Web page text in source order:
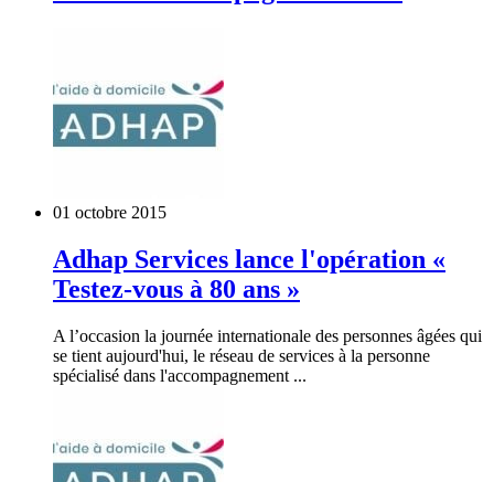
01 octobre 2015
Adhap Services lance l'opération «
Testez-vous à 80 ans »
A l’occasion la journée internationale des personnes âgées qui
se tient aujourd'hui, le réseau de services à la personne
spécialisé dans l'accompagnement ...